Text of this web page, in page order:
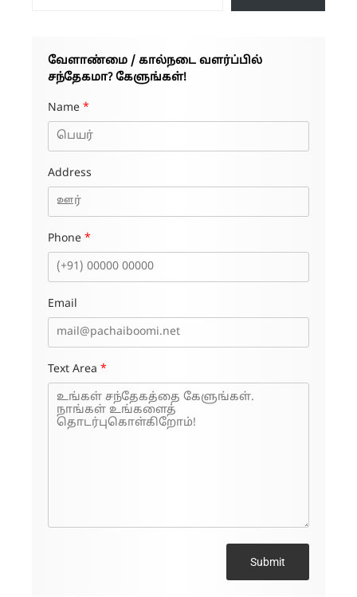
வேளாண்மை / கால்நடை வளர்ப்பில்
சந்தேகமா? கேளுங்கள்!
Name *
Address
Phone *
Email
Text Area *
Submit